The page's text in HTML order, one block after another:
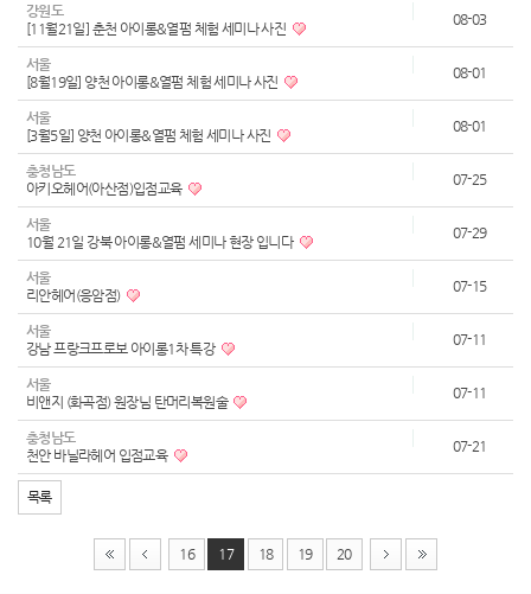
강원도
[11월21일] 춘천 아이롱&열펌 체험 세미나 사진
08-03
서울
[8월19일] 양천 아이롱&열펌 체험 세미나 사진
08-01
서울
[3월5일] 양천 아이롱&열펌 체험 세미나 사진
08-01
충청남도
아키오헤어(아산점)입점교육
07-25
서울
10월 21일 강북 아이롱&열펌 세미나 현장 입니다
07-29
서울
리안헤어(응암점)
07-15
서울
강남 프랑크프로보 아이롱1차 특강
07-11
서울
비앤지 (화곡점) 원장님 탄머리복원술
07-11
충청남도
천안 바닐라헤어 입점교육
07-21
목록
16 17 18 19 20